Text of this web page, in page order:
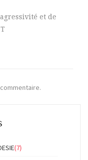
et de
(7)